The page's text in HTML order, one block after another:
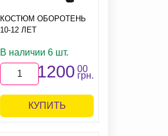
КОСТЮМ ОБОРОТЕНЬ
10-12 ЛЕТ
В наличии 6 шт.
1200 00
грн.
КУПИТЬ